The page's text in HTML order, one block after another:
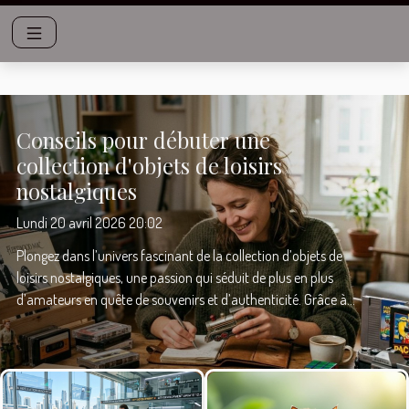
Conseils pour débuter une
collection d'objets de loisirs
nostalgiques
Lundi 20 avril 2026 20:02
Plongez dans l’univers fascinant de la collection d’objets de
loisirs nostalgiques, une passion qui séduit de plus en plus
d’amateurs en quête de souvenirs et d’authenticité. Grâce à
des conseils avisés, commencez à créer une collection qui
reflète votre personnalité tout en découvrant les trésors du
passé. Découvrez dans les paragraphes suivants des astuces
pratiques et des recommandations expertes pour vous lancer